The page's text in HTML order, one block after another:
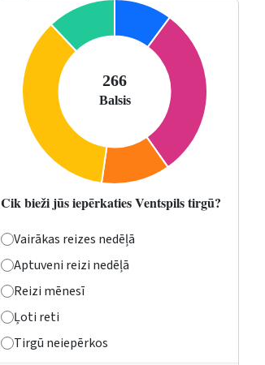
Cik bieži jūs iepērkaties Ventspils tirgū?
Vairākas reizes nedēļā
Aptuveni reizi nedēļā
Reizi mēnesī
Ļoti reti
Tirgū neiepērkos